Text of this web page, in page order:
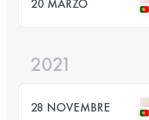
20 MARZO
2021
28 NOVEMBRE